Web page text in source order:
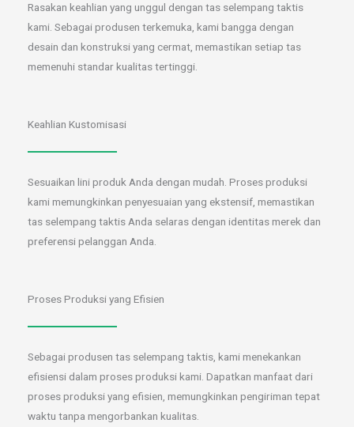
Rasakan keahlian yang unggul dengan tas selempang taktis
kami. Sebagai produsen terkemuka, kami bangga dengan
desain dan konstruksi yang cermat, memastikan setiap tas
memenuhi standar kualitas tertinggi.
Keahlian Kustomisasi
Sesuaikan lini produk Anda dengan mudah. Proses produksi
kami memungkinkan penyesuaian yang ekstensif, memastikan
tas selempang taktis Anda selaras dengan identitas merek dan
preferensi pelanggan Anda.
Proses Produksi yang Efisien
Sebagai produsen tas selempang taktis, kami menekankan
efisiensi dalam proses produksi kami. Dapatkan manfaat dari
proses produksi yang efisien, memungkinkan pengiriman tepat
waktu tanpa mengorbankan kualitas.